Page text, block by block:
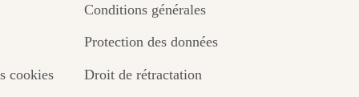
cookies
Conditions générales
Protection des données
Droit de rétractation